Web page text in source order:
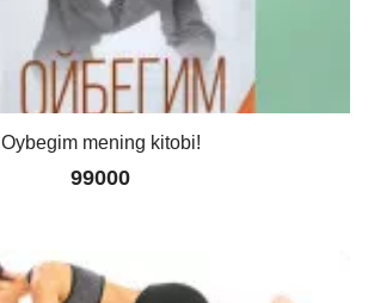
Oybegim mening kitobi!
99000